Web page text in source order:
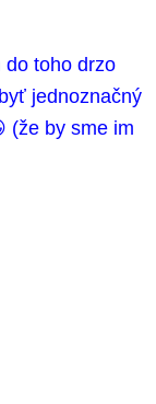
do toho drzo
jednoznačný
(že by sme im